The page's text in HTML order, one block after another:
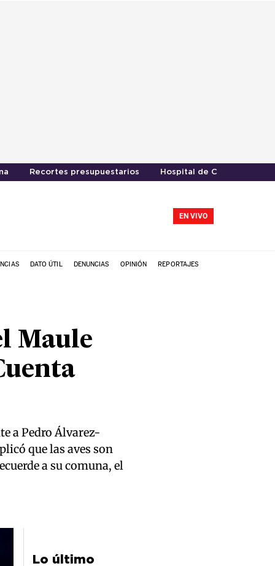
Recortes presupuestarios Hospital de Curicó
EN VIVO
DATO ÚTIL DENUNCIAS OPINIÓN REPORTAJES
Maule
a Pedro Álvarez-
que las aves son
a su comuna, el
Lo último